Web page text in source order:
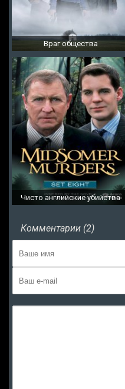
Враг общества
Чисто английские убийства
Комментарии (2)